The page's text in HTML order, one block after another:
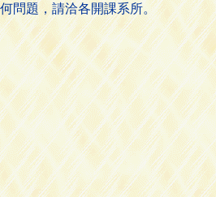
問題，請洽各開課系所。